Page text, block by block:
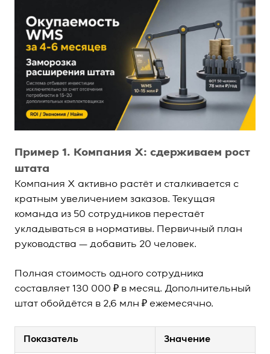
Пример 1. Компания Х: сдерживаем рост
штата
Компания Х активно растёт и сталкивается с
кратным увеличением заказов. Текущая
команда из 50 сотрудников перестаёт
укладываться в нормативы. Первичный план
руководства — добавить 20 человек.
Полная стоимость одного сотрудника
составляет 130 000 ₽ в месяц. Дополнительный
штат обойдётся в 2,6 млн ₽ ежемесячно.
Показатель Значение